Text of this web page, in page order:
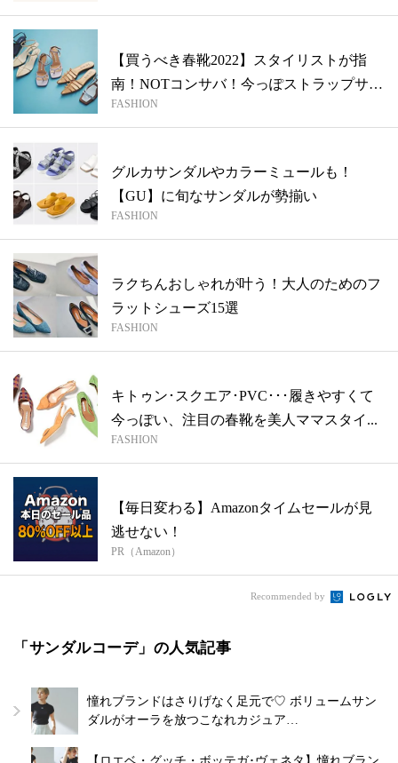
【買うべき春靴2022】スタイリストが指
南！NOTコンサバ！今っぽストラップサ
ン...
FASHION
グルカサンダルやカラーミュールも！
【GU】に旬なサンダルが勢揃い
FASHION
ラクちんおしゃれが叶う！大人のためのフ
ラットシューズ15選
FASHION
キトゥン･スクエア･PVC･･･履きやすくて
今っぽい、注目の春靴を美人ママスタイ...
FASHION
【毎日変わる】Amazonタイムセールが見
逃せない！
PR（Amazon）
Recommended by
「サンダルコーデ」の人気記事
憧れブランドはさりげなく足元で♡ ボリュームサン
ダルがオーラを放つこなれカジュア…